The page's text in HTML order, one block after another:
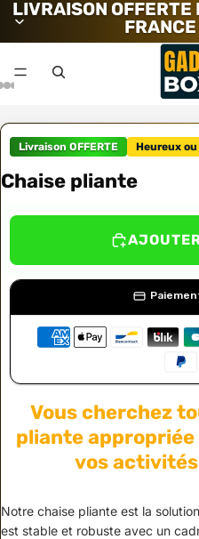
LIVRAISON OFFERTE
FRANCE
Livraison OFFERTE Heureux
Chaise pliante
Vous cherchez
pliante
vos
Notre chaise pliante est la
est stable et robuste avec un